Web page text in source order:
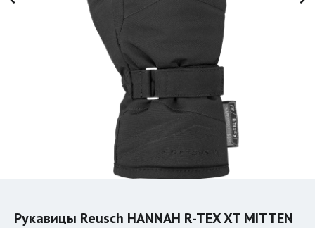
Рукавицы Reusch HANNAH R-TEX XT MITTEN